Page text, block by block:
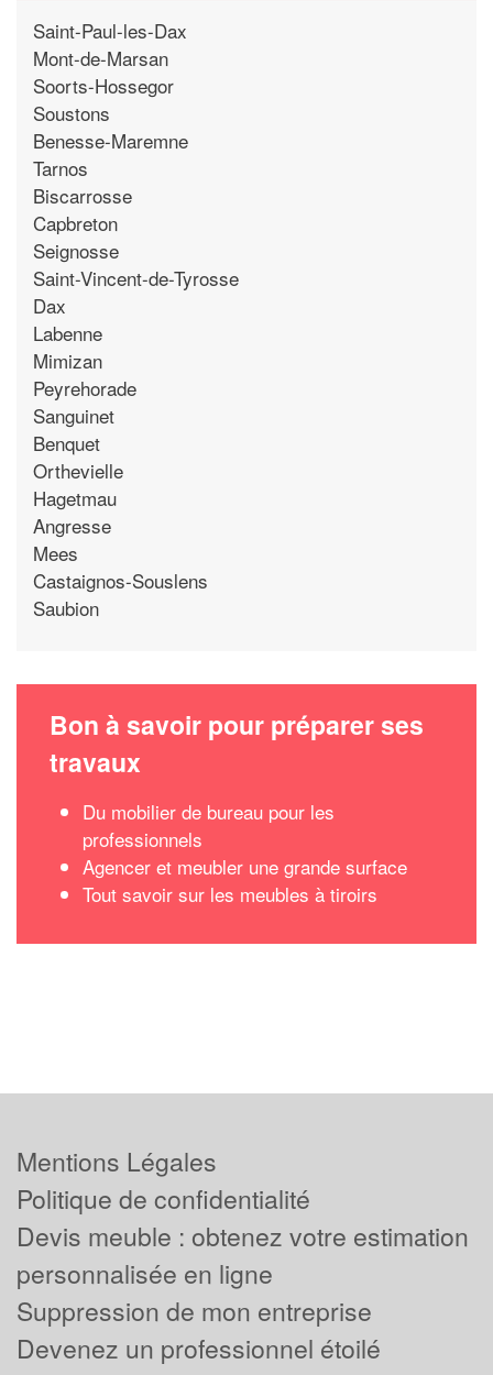
Saint-Paul-les-Dax
Mont-de-Marsan
Soorts-Hossegor
Soustons
Benesse-Maremne
Tarnos
Biscarrosse
Capbreton
Seignosse
Saint-Vincent-de-Tyrosse
Dax
Labenne
Mimizan
Peyrehorade
Sanguinet
Benquet
Orthevielle
Hagetmau
Angresse
Mees
Castaignos-Souslens
Saubion
Bon à savoir pour préparer ses
travaux
Du mobilier de bureau pour les
professionnels
Agencer et meubler une grande surface
Tout savoir sur les meubles à tiroirs
Mentions Légales
Politique de confidentialité
Devis meuble : obtenez votre estimation
personnalisée en ligne
Suppression de mon entreprise
Devenez un professionnel étoilé